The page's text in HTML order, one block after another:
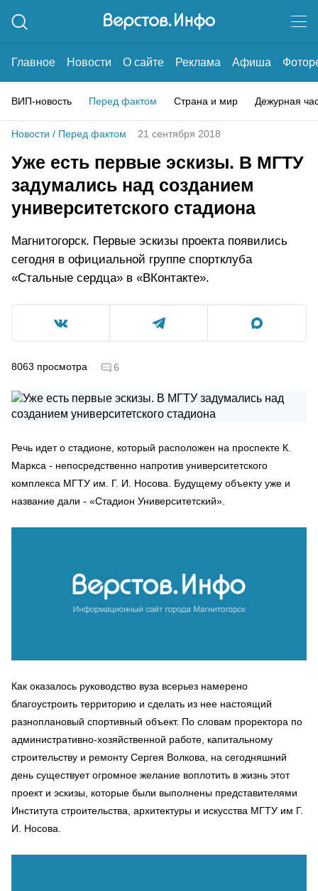
Главное Новости О сайте Реклама Афиша
ВИП-новость Перед фактом Страна и мир Дежурная
Новости / Перед фактом 21 сентября 2018
Уже есть первые эскизы. В МГТУ
задумались над созданием
университетского стадиона
Магнитогорск. Первые эскизы проекта появились
сегодня в официальной группе спортклуба
«Стальные сердца» в «ВКонтакте».
8063 просмотра 6
Речь идет о стадионе, который расположен на проспекте К.
Маркса - непосредственно напротив университетского
комплекса МГТУ им. Г. И. Носова. Будущему объекту уже и
название дали - «Стадион Университетский».
Как оказалось руководство вуза всерьез намерено
благоустроить территорию и сделать из нее настоящий
разноплановый спортивный объект. По словам проректора по
административно-хозяйственной работе, капитальному
строительству и ремонту Сергея Волкова, на сегодняшний
день существует огромное желание воплотить в жизнь этот
проект и эскизы, которые были выполнены представителями
Института строительства, архитектуры и искусства МГТУ им Г.
И. Носова.